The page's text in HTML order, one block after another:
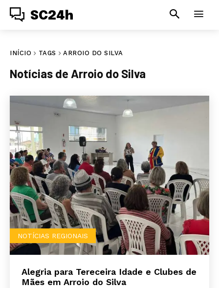
SC24h
INÍCIO TAGS ARROIO DO SILVA
Notícias de Arroio do Silva
NOTÍCIAS REGIONAIS
Alegria para Tereceira Idade e Clubes de
Mães em Arroio do Silva